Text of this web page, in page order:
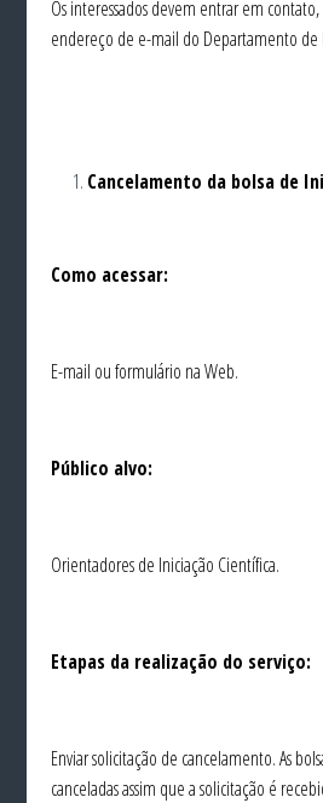
Os interessados devem entrar em
endereço de e-mail do Departamento de
Cancelamento da bolsa de
Como acessar:
E-mail ou formulário na Web.
Público alvo:
Orientadores de Iniciação Científica.
Etapas da realização do serviço:
Enviar solicitação de cancelamento. As
canceladas assim que a solicitação é